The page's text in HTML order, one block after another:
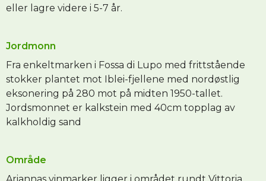
eller lagre videre i 5-­7 år.
Jordmonn
Fra enkeltmarken i Fossa di Lupo med frittstående
stokker plantet mot Iblei-fjellene med nordøstlig
eksonering på 280 mot på midten 1950-tallet.
Jordsmonnet er kalkstein med 40cm topplag av
kalkholdig sand
Område